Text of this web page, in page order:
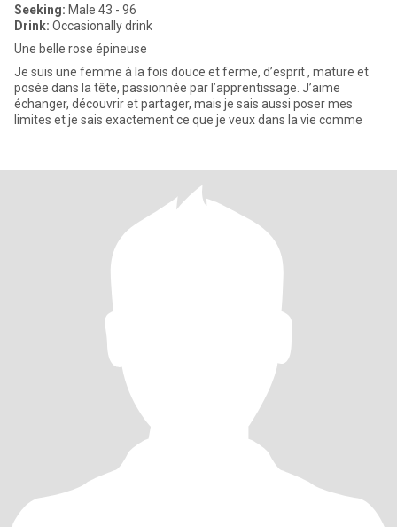
Seeking: Male 43 - 96
Drink: Occasionally drink
Une belle rose épineuse
Je suis une femme à la fois douce et ferme, d’esprit , mature et
posée dans la tête, passionnée par l’apprentissage. J’aime
échanger, découvrir et partager, mais je sais aussi poser mes
limites et je sais exactement ce que je veux dans la vie comme